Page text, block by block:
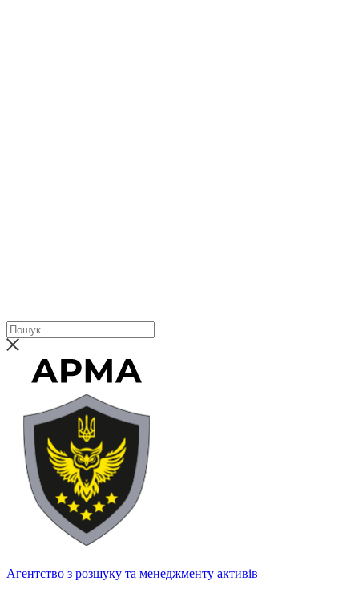
Агентство з розшуку та менеджменту активів